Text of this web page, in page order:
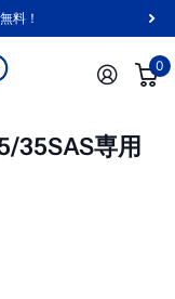
料！
0
35SAS専用